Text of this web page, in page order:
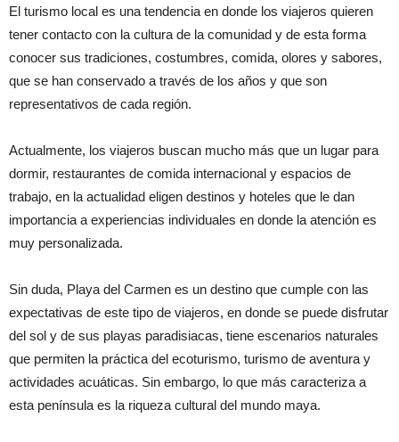
El turismo local es una tendencia en donde los viajeros quieren
tener contacto con la cultura de la comunidad y de esta forma
conocer sus tradiciones, costumbres, comida, olores y sabores,
que se han conservado a través de los años y que son
representativos de cada región.
Actualmente, los viajeros buscan mucho más que un lugar para
dormir, restaurantes de comida internacional y espacios de
trabajo, en la actualidad eligen destinos y hoteles que le dan
importancia a experiencias individuales en donde la atención es
muy personalizada.
Sin duda, Playa del Carmen es un destino que cumple con las
expectativas de este tipo de viajeros, en donde se puede disfrutar
del sol y de sus playas paradisiacas, tiene escenarios naturales
que permiten la práctica del ecoturismo, turismo de aventura y
actividades acuáticas. Sin embargo, lo que más caracteriza a
esta península es la riqueza cultural del mundo maya.